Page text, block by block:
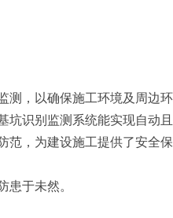
，以确保施工环境及周边
坑识别监测系统能实现自动
范，为建设施工提供了安全
于未然。